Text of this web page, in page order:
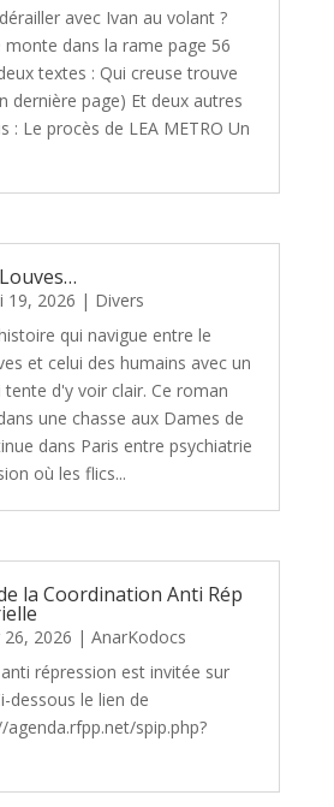
avec Ivan au volant ?
dans la rame page 56
textes : Qui creuse trouve
dernière page) Et deux autres
: Le procès de LEA METRO Un
19, 2026 | Divers
qui navigue entre le
et celui des humains avec un
d'y voir clair. Ce roman
une chasse aux Dames de
dans Paris entre psychiatrie
où les flics...
la Coordination Anti Rép
26, 2026 | AnarKodocs
répression est invitée sur
dessous le lien de
spip.php?